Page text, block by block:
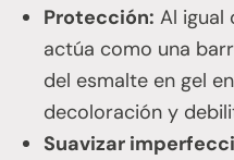
Protección: Al igual
actúa como una
del esmalte en gel
decoloración y
Suavizar